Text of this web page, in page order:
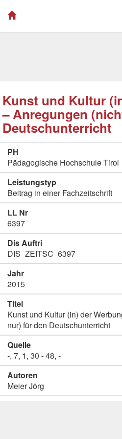
Kunst und Kultur
– Anregungen
Deutschunterricht
PH
Pädagogische Hochschule Tirol
Leistungstyp
Beitrag in einer Fachzeitschrift
LL Nr
6397
Dis Auftri
DIS_ZEITSC_6397
Jahr
2015
Titel
Kunst und Kultur (in) der
nur) für den Deutschunterricht
Quelle
-, 7, 1, 30 - 48, -
Autoren
Meier Jörg